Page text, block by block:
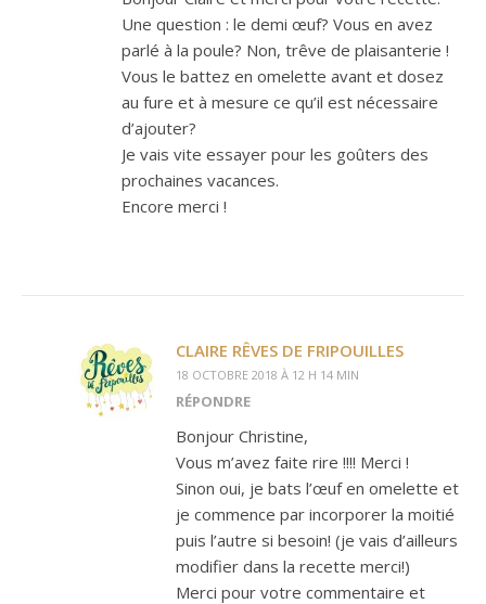
Une question : le demi œuf? Vous en avez
parlé à la poule? Non, trêve de plaisanterie !
Vous le battez en omelette avant et dosez
au fure et à mesure ce qu’il est nécessaire
d’ajouter?
Je vais vite essayer pour les goûters des
prochaines vacances.
Encore merci !
CLAIRE RÊVES DE FRIPOUILLES
18 OCTOBRE 2018 À 12 H 14 MIN
RÉPONDRE
Bonjour Christine,
Vous m’avez faite rire !!!! Merci !
Sinon oui, je bats l’œuf en omelette et
je commence par incorporer la moitié
puis l’autre si besoin! (je vais d’ailleurs
modifier dans la recette merci!)
Merci pour votre commentaire et